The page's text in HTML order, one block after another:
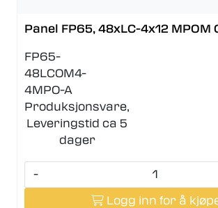
Panel FP65, 48xLC-4x12 MPOM
FP65-
48LCOM4-
4MPO-A
Produksjonsvare,
Leveringstid ca 5
dager
-
Logg inn for å